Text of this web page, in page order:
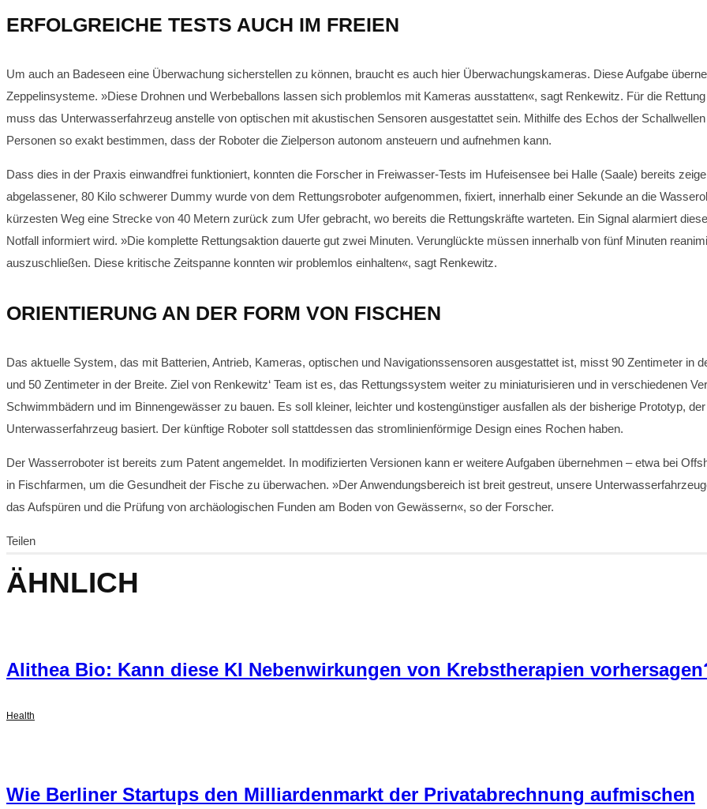
ERFOLGREICHE TESTS AUCH IM FREIEN
Um auch an Badeseen eine Überwachung sicherstellen zu können, braucht es auch hier Überwachungskameras. Diese Aufgabe
Zeppelinsysteme. »Diese Drohnen und Werbeballons lassen sich problemlos mit Kameras ausstatten«, sagt Renkewitz. Für die
muss das Unterwasserfahrzeug anstelle von optischen mit akustischen Sensoren ausgestattet sein. Mithilfe des Echos der
Personen so exakt bestimmen, dass der Roboter die Zielperson autonom ansteuern und aufnehmen kann.
Dass dies in der Praxis einwandfrei funktioniert, konnten die Forscher in Freiwasser-Tests im Hufeisensee bei Halle (Saale) bereits
abgelassener, 80 Kilo schwerer Dummy wurde von dem Rettungsroboter aufgenommen, fixiert, innerhalb einer Sekunde an die
kürzesten Weg eine Strecke von 40 Metern zurück zum Ufer gebracht, wo bereits die Rettungskräfte warteten. Ein Signal alarmiert
Notfall informiert wird. »Die komplette Rettungsaktion dauerte gut zwei Minuten. Verunglückte müssen innerhalb von fünf Minuten
auszuschließen. Diese kritische Zeitspanne konnten wir problemlos einhalten«, sagt Renkewitz.
ORIENTIERUNG AN DER FORM VON FISCHEN
Das aktuelle System, das mit Batterien, Antrieb, Kameras, optischen und Navigationssensoren ausgestattet ist, misst 90 Zentimeter in
und 50 Zentimeter in der Breite. Ziel von Renkewitz‘ Team ist es, das Rettungssystem weiter zu miniaturisieren und in verschiedenen
Schwimmbädern und im Binnengewässer zu bauen. Es soll kleiner, leichter und kostengünstiger ausfallen als der bisherige Prototyp,
Unterwasserfahrzeug basiert. Der künftige Roboter soll stattdessen das stromlinienförmige Design eines Rochen haben.
Der Wasserroboter ist bereits zum Patent angemeldet. In modifizierten Versionen kann er weitere Aufgaben übernehmen – etwa bei
in Fischfarmen, um die Gesundheit der Fische zu überwachen. »Der Anwendungsbereich ist breit gestreut, unsere
das Aufspüren und die Prüfung von archäologischen Funden am Boden von Gewässern«, so der Forscher.
Teilen
ÄHNLICH
Alithea Bio: Kann diese KI Nebenwirkungen von Krebstherapien
Health
Wie Berliner Startups den Milliardenmarkt der Privatabrechnung aufmischen